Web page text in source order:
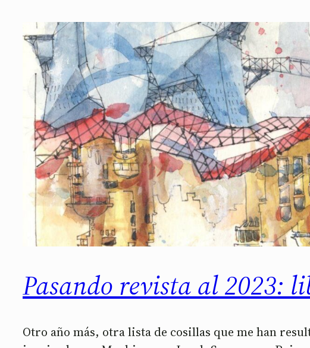
Pasando revista al 2023:
Otro año más, otra lista de cosillas que me han